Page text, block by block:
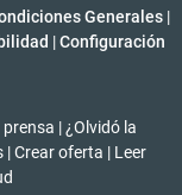
Generales |
| Configuración
prensa | ¿Olvidó la
| Crear oferta | Leer